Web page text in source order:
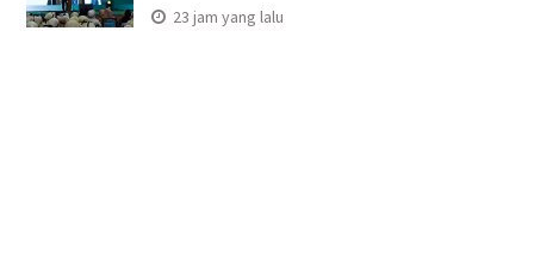
23 jam yang lalu